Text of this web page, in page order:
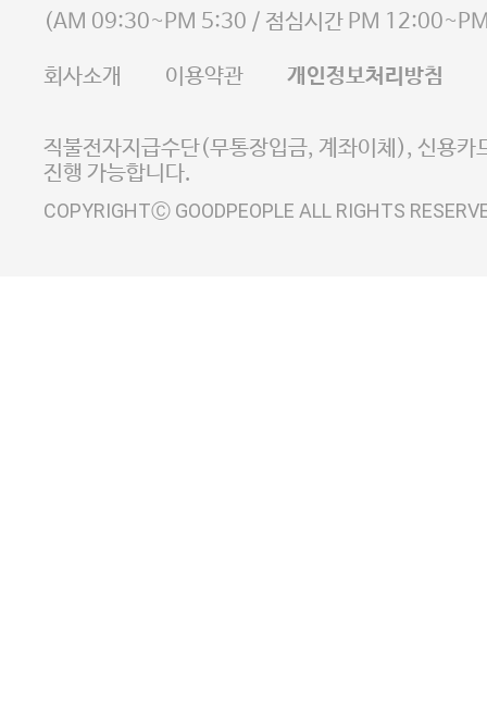
사업자등록번호 105-81-58242
E-MAIL goodpeople@gpin.co.kr
사업자정보확인
이니시스 에스크로 서비
(AM 09:30~PM 5:30 / 점심시간 PM
회사소개 이용약관 개인정보처리방침
직불전자지급수단(무통장입금, 계좌이체), 신용카
진행 가능합니다.
COPYRIGHTⒸ GOODPEOPLE ALL RIGHTS